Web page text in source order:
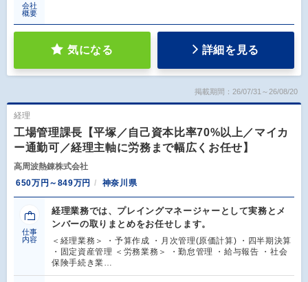
会社
概要
気になる 詳細を見る
掲載期間：26/07/31～26/08/20
経理
工場管理課長【平塚／自己資本比率70%以上／マイカ
ー通勤可／経理主軸に労務まで幅広くお任せ】
高周波熱錬株式会社
650万円～849万円
神奈川県
仕事
内容
経理業務では、プレイングマネージャーとして実務とメ
ンバーの取りまとめをお任せします。
＜経理業務＞ ・予算作成 ・月次管理(原価計算) ・四半期決算
・固定資産管理 ＜労務業務＞ ・勤怠管理 ・給与報告 ・社会
保険手続き業…